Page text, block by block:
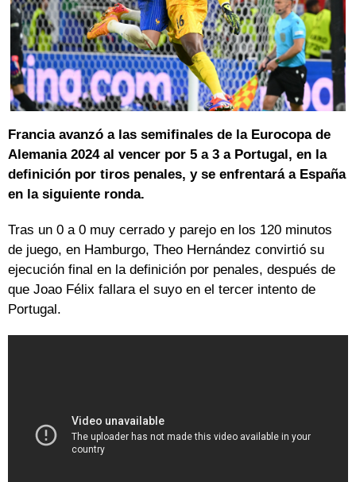
Francia avanzó a las semifinales de la Eurocopa de
Alemania 2024 al vencer por 5 a 3 a Portugal, en la
definición por tiros penales, y se enfrentará a España
en la siguiente ronda.
Tras un 0 a 0 muy cerrado y parejo en los 120 minutos
de juego, en Hamburgo, Theo Hernández convirtió su
ejecución final en la definición por penales, después de
que Joao Félix fallara el suyo en el tercer intento de
Portugal.